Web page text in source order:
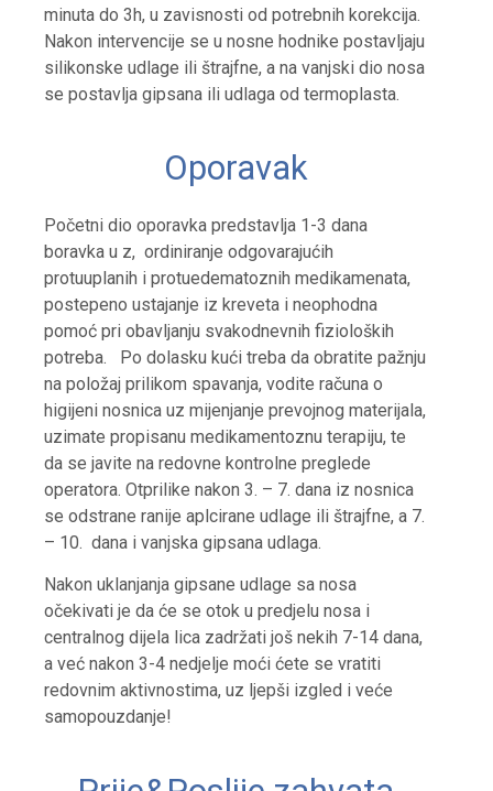
minuta do 3h, u zavisnosti od potrebnih korekcija.
Nakon intervencije se u nosne hodnike postavljaju
silikonske udlage ili štrajfne, a na vanjski dio nosa
se postavlja gipsana ili udlaga od termoplasta.
Oporavak
Početni dio oporavka predstavlja 1-3 dana
boravka u z, ordiniranje odgovarajućih
protuuplanih i protuedematoznih medikamenata,
postepeno ustajanje iz kreveta i neophodna
pomoć pri obavljanju svakodnevnih fizioloških
potreba. Po dolasku kući treba da obratite pažnju
na položaj prilikom spavanja, vodite računa o
higijeni nosnica uz mijenjanje prevojnog materijala,
uzimate propisanu medikamentoznu terapiju, te
da se javite na redovne kontrolne preglede
operatora. Otprilike nakon 3. – 7. dana iz nosnica
se odstrane ranije aplcirane udlage ili štrajfne, a 7.
– 10. dana i vanjska gipsana udlaga.
Nakon uklanjanja gipsane udlage sa nosa
očekivati je da će se otok u predjelu nosa i
centralnog dijela lica zadržati još nekih 7-14 dana,
a već nakon 3-4 nedjelje moći ćete se vratiti
redovnim aktivnostima, uz ljepši izgled i veće
samopouzdanje!